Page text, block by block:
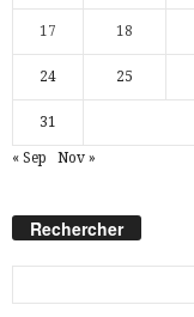
17 18
24 25
31
« Sep Nov »
Rechercher